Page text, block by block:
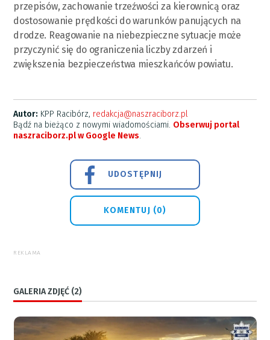
przepisów, zachowanie trzeźwości za kierownicą oraz
dostosowanie prędkości do warunków panujących na
drodze. Reagowanie na niebezpieczne sytuacje może
przyczynić się do ograniczenia liczby zdarzeń i
zwiększenia bezpieczeństwa mieszkańców powiatu.
Autor: KPP Racibórz, redakcja@naszraciborz.pl
Bądź na bieżąco z nowymi wiadomościami. Obserwuj portal
naszraciborz.pl w Google News.
UDOSTĘPNIJ
KOMENTUJ (0)
REKLAMA
GALERIA ZDJĘĆ (2)